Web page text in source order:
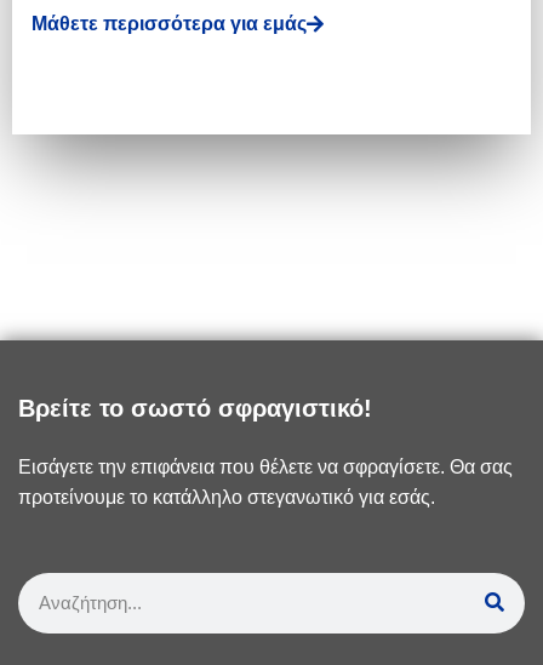
Μάθετε περισσότερα για εμάς
Βρείτε το σωστό σφραγιστικό!
Εισάγετε την επιφάνεια που θέλετε να σφραγίσετε. Θα σας
προτείνουμε το κατάλληλο στεγανωτικό για εσάς.